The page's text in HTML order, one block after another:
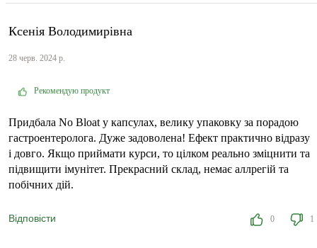
Ксенія Володимирівна
28 черв. 2024 р.
Рекомендую продукт
Придбала No Bloat у капсулах, велику упаковку за порадою
гастроентеролога. Дуже задоволена! Ефект практично відразу
і довго. Якщо приймати курси, то цілком реально зміцнити та
підвищити імунітет. Прекрасний склад, немає аллрегій та
побічних дій.
Відповісти 0 1